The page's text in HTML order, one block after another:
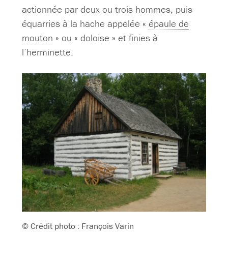
actionnée par deux ou trois hommes, puis
équarries à la hache appelée « épaule de
mouton » ou « doloise » et finies à
l’herminette.
© Crédit photo : François Varin